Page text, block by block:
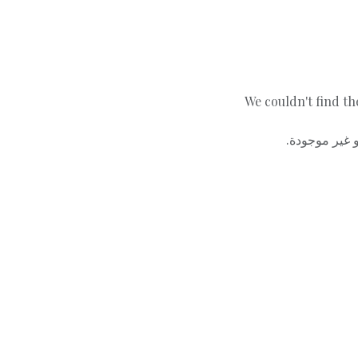
We couldn't find
غير موجودة.